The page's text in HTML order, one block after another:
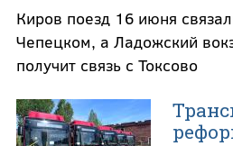
Киров поезд 16 июня
Чепецком, а Ладожский
получит связь с Токсово